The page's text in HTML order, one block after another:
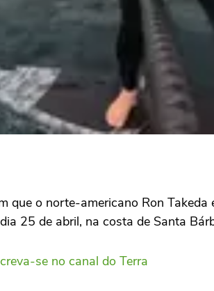
que o norte-americano Ron
25 de abril, na costa de Santa
se no canal do Terra